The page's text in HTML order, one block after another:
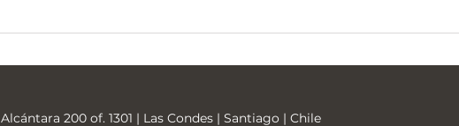
Alcántara 200 of. 1301 | Las Condes | Santiago | Chile